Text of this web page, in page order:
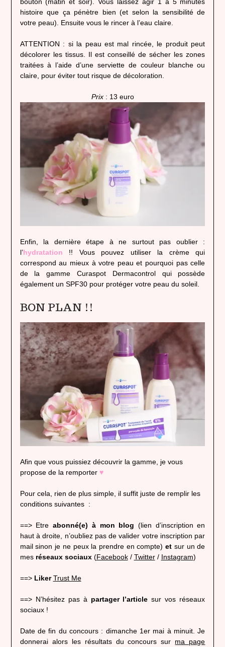
histoire que ça pénètre bien (et selon la sensibilité de
votre peau). Ensuite vous le rincer à l’eau claire.
ATTENTION : si la peau est mal rincée, le produit peut
décolorer les tissus. Il est conseillé de sécher les zones
traitées à l’aide d’une serviette de couleur blanche ou
claire, pour éviter tout risque de décoloration.
Prix: 13 euro
Enfin, la dernière étape à ne surtout pas oublier :
l’hydratation !! Vous pouvez utiliser la crème qui
correspond au mieux à votre peau et pourquoi pas celle
de la gamme Curaspot Dermacontrol qui possède
également un SPF30 pour protéger votre peau du soleil.
BON PLAN !!
Afin que vous puissiez découvrir la gamme, je vous
propose de la remporter ♥
Pour cela, rien de plus simple, il suffit juste de remplir les
conditions suivantes :
==> Etreabonné(e) à mon blog (lien d’inscription en
haut à droite, n’oubliez pas de valider votre inscription par
mail sinon je ne peux la prendre en compte)et sur un de
mes réseaux sociaux(Facebook/ Twitter/ Instagram)
==> LikerTrust Me
==> N’hésitez pas à partager l’article sur vos réseaux
sociaux !
Date de fin du concours : dimanche 1er mai à minuit. Je
donnerai alors les résultats du concours sur ma page